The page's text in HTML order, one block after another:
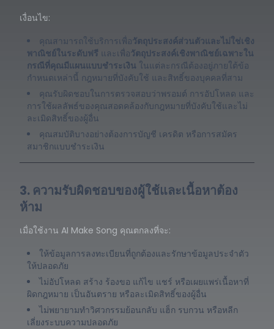
เงื่อนไข:
คุณสามารถใช้บริการเพื่อวัตถุประสงค์ส่วนตัวและไม่ใช่เชิง
พาณิชย์ในระดับฟรี และเพื่อวัตถุประสงค์เชิงพาณิชย์เฉพาะใน
กรณีที่คุณมีแผนแบบชำระเงิน ในแต่ละกรณีต้องอยู่ภายใต้ข้อ
กำหนดเหล่านี้ กฎหมายที่บังคับใช้ และสิทธิ์ของบุคคลที่สาม
คุณรับผิดชอบในการตรวจสอบว่าพรอมต์ การอัปโหลด และ
การใช้ผลลัพธ์ของคุณสอดคล้องกับกฎหมายที่บังคับใช้และไม่
ละเมิดสิทธิ์ของผู้อื่น
คุณสมบัติบางอย่างต้องการบัญชี เครดิต หรือการสมัคร
สมาชิกแบบชำระเงิน
3. ความรับผิดชอบของผู้ใช้และเนื้อหาต้อง
ห้าม
เมื่อใช้งาน AI Make Song คุณตกลงที่จะ:
ให้ข้อมูลการลงทะเบียนที่ถูกต้องและรักษาข้อมูลประจำตัว
ให้ปลอดภัย
ไม่อัปโหลด สร้าง ร้องขอ แก้ไข แชร์ หรือเผยแพร่เนื้อหาที่
ผิดกฎหมาย เป็นอันตราย หรือละเมิดสิทธิ์ของผู้อื่น
ไม่พยายามทำวิศวกรรมย้อนกลับ แฮ็ก รบกวน หรือหลีก
เลี่ยงระบบความปลอดภัย